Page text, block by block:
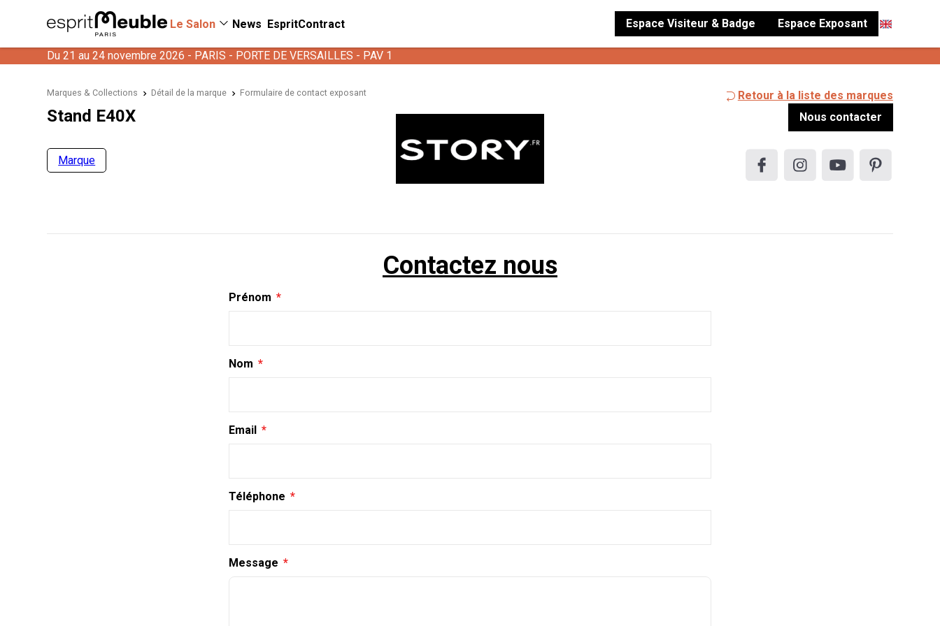
Le Salon News EspritContract Espace Exposant
Espace Visiteur & Badge
Du 21 au 24 novembre 2026 - PARIS - PORTE DE VERSAILLES - PAV 1
Marques & Collections Détail de la marque Formulaire de contact exposant Retour à la liste des marques
Stand E40X
Marque
Nous contacter
Contactez nous
Prénom
Nom
Email
Téléphone
Message